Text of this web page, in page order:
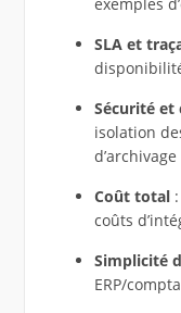
SLA et
Sécurité et
isolation
Coût total:
coûts
Simplicité
ERP/